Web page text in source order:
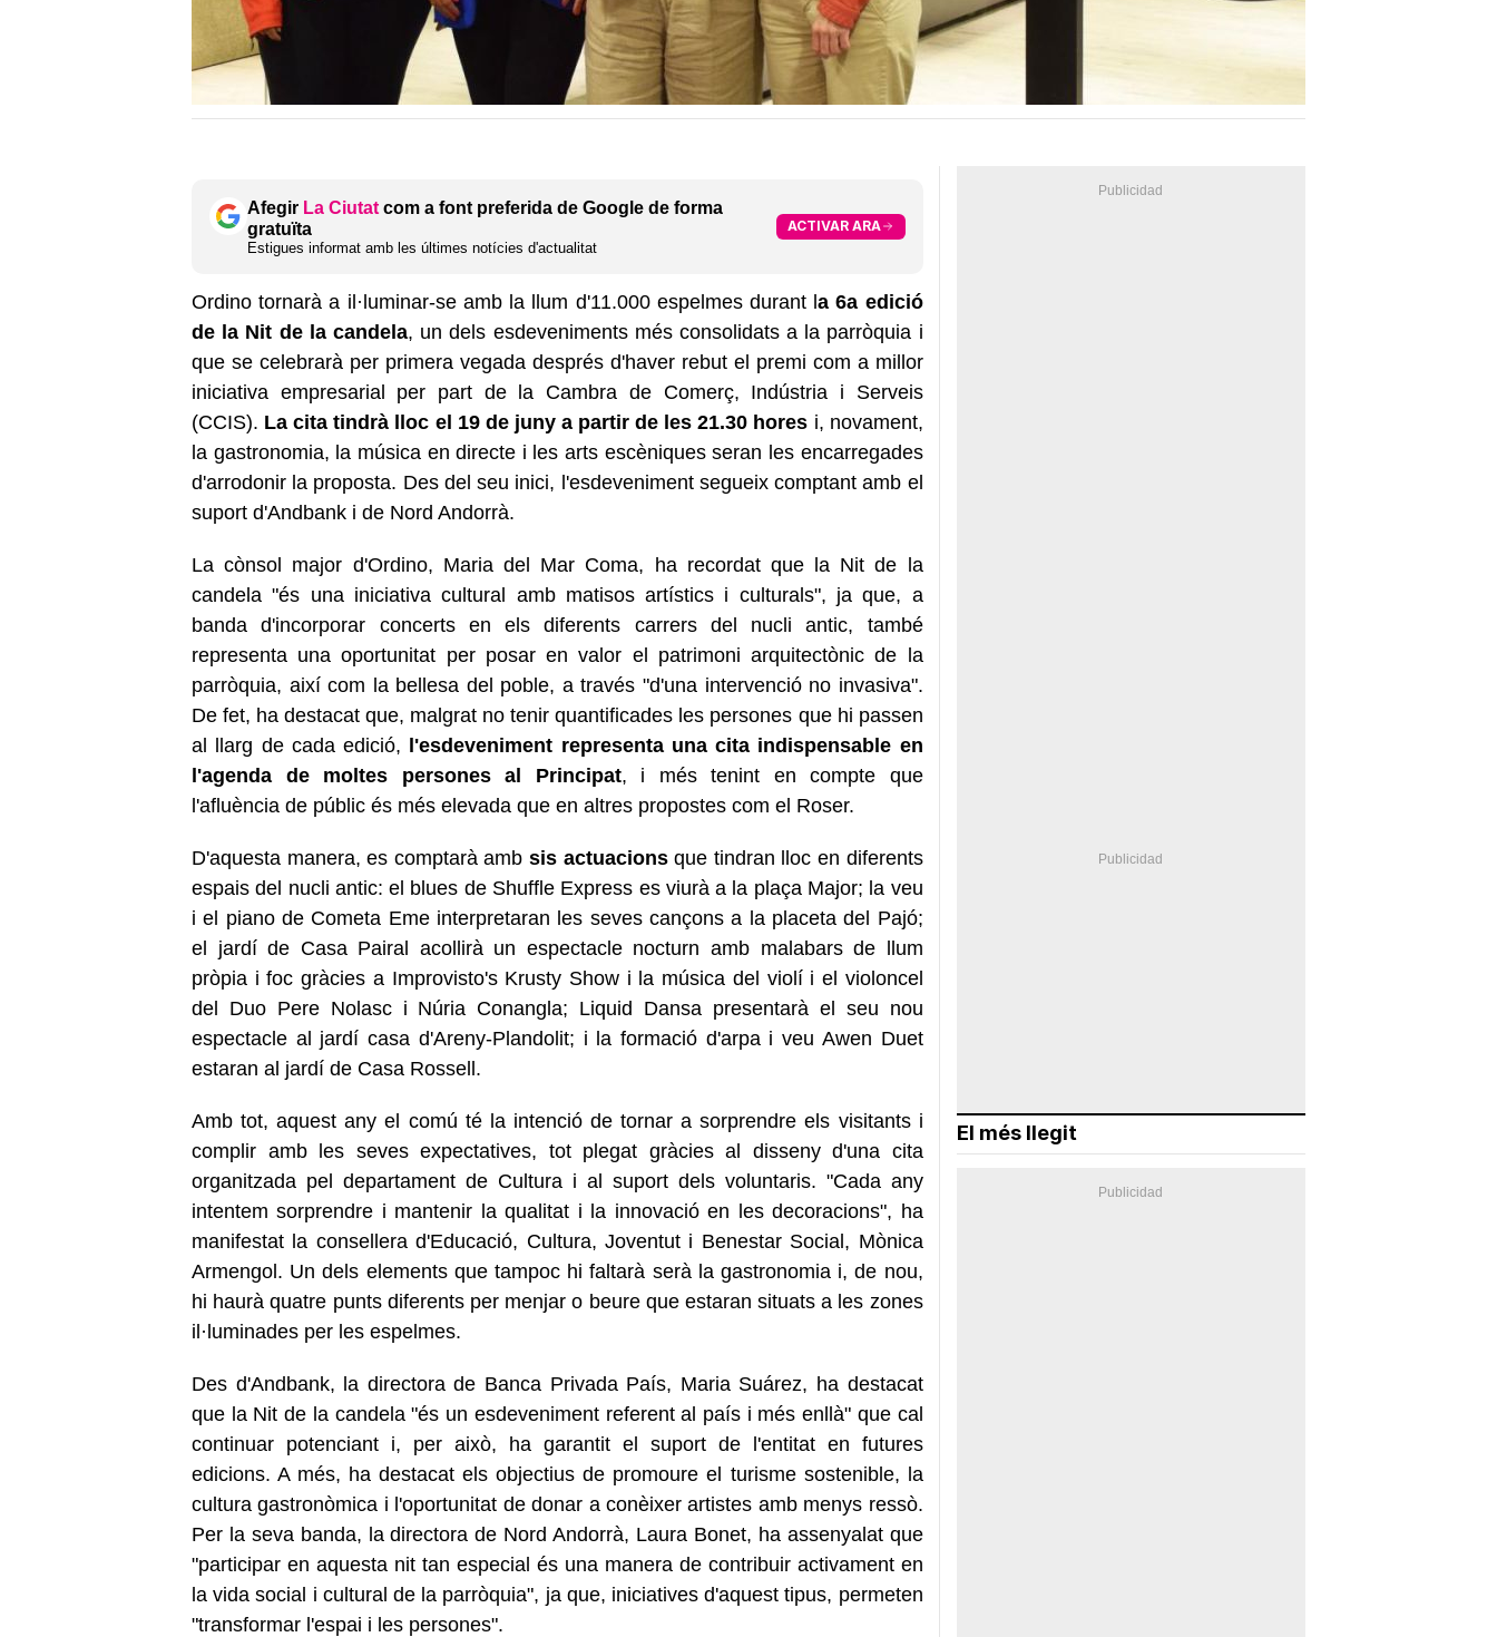
Afegir La Ciutat com a font preferida de Google de forma
gratuïta
Estigues informat amb les últimes notícies d'actualitat
ACTIVAR ARA
Ordino tornarà a il·luminar-se amb la llum d'11.000 espelmes durant la 6a edició
de la Nit de la candela, un dels esdeveniments més consolidats a la parròquia i
que se celebrarà per primera vegada després d'haver rebut el premi com a millor
iniciativa empresarial per part de la Cambra de Comerç, Indústria i Serveis
(CCIS). La cita tindrà lloc el 19 de juny a partir de les 21.30 hores i, novament,
la gastronomia, la música en directe i les arts escèniques seran les encarregades
d'arrodonir la proposta. Des del seu inici, l'esdeveniment segueix comptant amb el
suport d'Andbank i de Nord Andorrà.
La cònsol major d'Ordino, Maria del Mar Coma, ha recordat que la Nit de la
candela "és una iniciativa cultural amb matisos artístics i culturals", ja que, a
banda d'incorporar concerts en els diferents carrers del nucli antic, també
representa una oportunitat per posar en valor el patrimoni arquitectònic de la
parròquia, així com la bellesa del poble, a través "d'una intervenció no invasiva".
De fet, ha destacat que, malgrat no tenir quantificades les persones que hi passen
al llarg de cada edició, l'esdeveniment representa una cita indispensable en
l'agenda de moltes persones al Principat, i més tenint en compte que
l'afluència de públic és més elevada que en altres propostes com el Roser.
D'aquesta manera, es comptarà ambsis actuacionsque tindran lloc en diferents
espais del nucli antic: el blues de Shuffle Express es viurà a la plaça Major; la veu
i el piano de Cometa Eme interpretaran les seves cançons a la placeta del Pajó;
el jardí de Casa Pairal acollirà un espectacle nocturn amb malabars de llum
pròpia i foc gràcies a Improvisto's Krusty Show i la música del violí i el violoncel
del Duo Pere Nolasc i Núria Conangla; Liquid Dansa presentarà el seu nou
espectacle al jardí casa d'Areny-Plandolit; i la formació d'arpa i veu Awen Duet
estaran al jardí de Casa Rossell.
Amb tot, aquest any el comú té la intenció de tornar a sorprendre els visitants i
complir amb les seves expectatives, tot plegat gràcies al disseny d'una cita
organitzada pel departament de Cultura i al suport dels voluntaris. "Cada any
intentem sorprendre i mantenir la qualitat i la innovació en les decoracions", ha
manifestat la consellera d'Educació, Cultura, Joventut i Benestar Social, Mònica
Armengol. Un dels elements que tampoc hi faltarà serà la gastronomia i, de nou,
hi haurà quatre punts diferents per menjar o beure que estaran situats a les zones
il·luminades per les espelmes.
Des d'Andbank, la directora de Banca Privada País, Maria Suárez, ha destacat
que la Nit de la candela "és un esdeveniment referent al país i més enllà" que cal
continuar potenciant i, per això, ha garantit el suport de l'entitat en futures
edicions. A més, ha destacat els objectius de promoure el turisme sostenible, la
cultura gastronòmica i l'oportunitat de donar a conèixer artistes amb menys ressò.
Per la seva banda, la directora de Nord Andorrà, Laura Bonet, ha assenyalat que
"participar en aquesta nit tan especial és una manera de contribuir activament en
la vida social i cultural de la parròquia", ja que, iniciatives d'aquest tipus, permeten
"transformar l'espai i les persones".
El més llegit